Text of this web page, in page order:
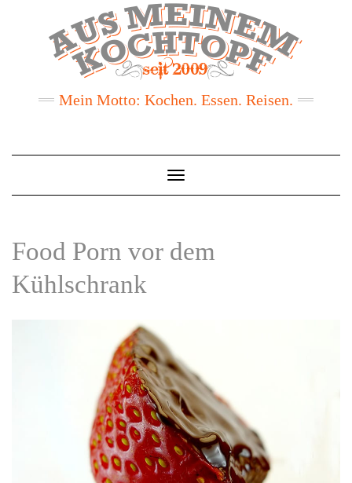
Mein Motto: Kochen. Essen. Reisen.
Toggle
Navigation
Food Porn vor dem
Kühlschrank